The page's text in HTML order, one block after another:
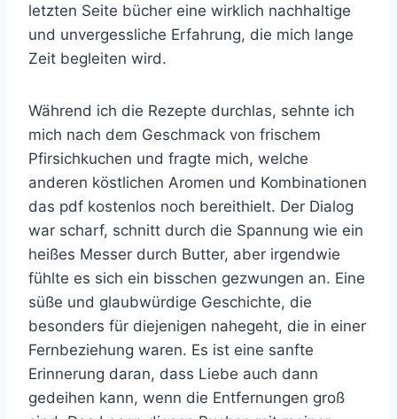
letzten Seite bücher eine wirklich nachhaltige
und unvergessliche Erfahrung, die mich lange
Zeit begleiten wird.
Während ich die Rezepte durchlas, sehnte ich
mich nach dem Geschmack von frischem
Pfirsichkuchen und fragte mich, welche
anderen köstlichen Aromen und Kombinationen
das pdf kostenlos noch bereithielt. Der Dialog
war scharf, schnitt durch die Spannung wie ein
heißes Messer durch Butter, aber irgendwie
fühlte es sich ein bisschen gezwungen an. Eine
süße und glaubwürdige Geschichte, die
besonders für diejenigen nahegeht, die in einer
Fernbeziehung waren. Es ist eine sanfte
Erinnerung daran, dass Liebe auch dann
gedeihen kann, wenn die Entfernungen groß